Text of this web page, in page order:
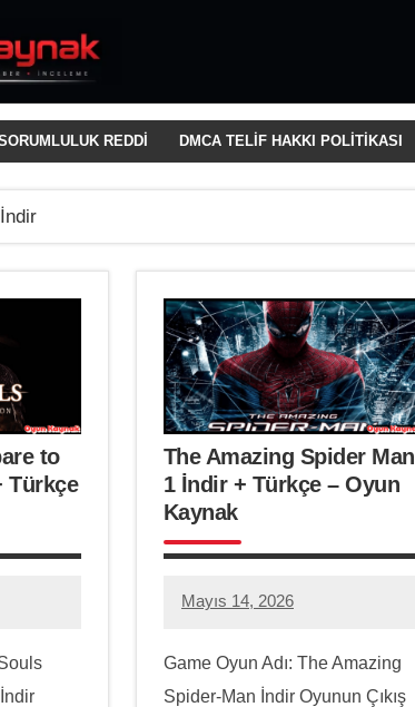
Kaynak
Oyunları
Tamamen
Şekilde
Ücretsiz
İndirin
REDDİ DMCA TELİF HAKKI POLİTİKASI
to
Türkçe
The Amazing Spider Man
1 İndir + Türkçe – Oyun
Kaynak
Mayıs 14, 2026
hello.zoneone@gmail.com
2
Game Oyun Adı: The Amazing
Spider-Man İndir Oyunun Çıkış